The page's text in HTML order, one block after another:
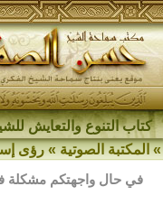
كتاب التنوع والتعايش
»المكتبة الصوتية»رؤى
في حال واجهتكم مشكلة